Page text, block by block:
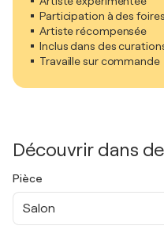
Participation à des foires
Artiste récompensée
Inclus dans des
Travaille sur commande
Découvrir dans
Pièce
Salon